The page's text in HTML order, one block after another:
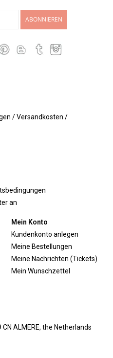
ABONNIEREN
/ Versandkosten /
an
Mein Konto
Kundenkonto anlegen
Meine Bestellungen
Meine Nachrichten (Tickets)
Mein Wunschzettel
ALMERE, the Netherlands